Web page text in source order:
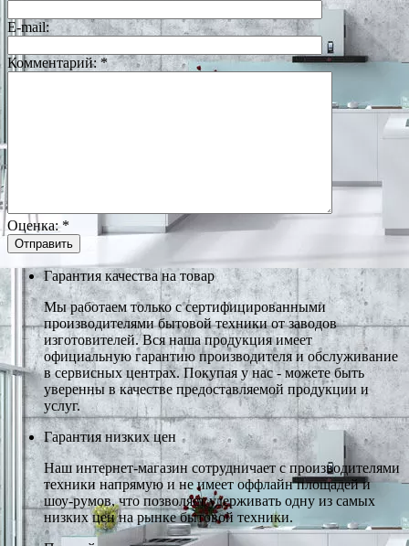
E-mail:
Комментарий:*
Оценка:*
Гарантия качества на товар
Мы работаем только с сертифицированными
производителями бытовой техники от заводов
изготовителей. Вся наша продукция имеет
официальную гарантию производителя и обслуживание
в сервисных центрах. Покупая у нас - можете быть
уверенны в качестве предоставляемой продукции и
услуг.
Гарантия низких цен
Наш интернет-магазин сотрудничает с производителями
техники напрямую и не имеет оффлайн площадей и
шоу-румов, что позволяет удерживать одну из самых
низких цен на рынке бытовой техники.